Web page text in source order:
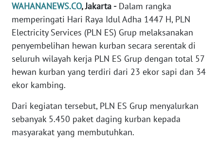
WAHANANEWS.CO, Jakarta -Dalam rangka
memperingati Hari Raya Idul Adha 1447 H, PLN
Electricity Services (PLN ES) Grup melaksanakan
penyembelihan hewan kurban secara serentak di
seluruh wilayah kerja PLN ES Grup dengan total 57
hewan kurban yang terdiri dari 23 ekor sapi dan 34
ekor kambing.
Dari kegiatan tersebut, PLN ES Grup menyalurkan
sebanyak 5.450 paket daging kurban kepada
masyarakat yang membutuhkan.
Informasi
INDEKS
KAMI
INFO
IKLAN
TENTANG